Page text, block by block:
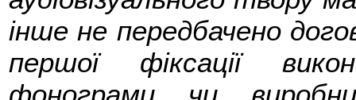
інше не передбачено
першої фіксації